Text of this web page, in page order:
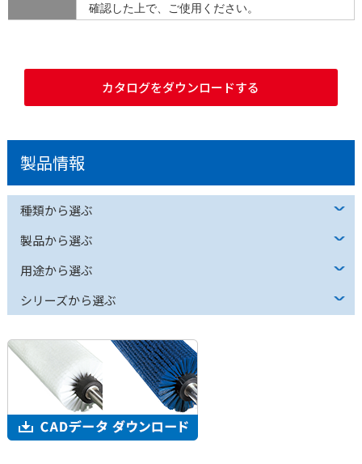
確認した上で、ご使用ください。
カタログをダウンロードする
製品情報
種類から選ぶ
製品から選ぶ
用途から選ぶ
シリーズから選ぶ